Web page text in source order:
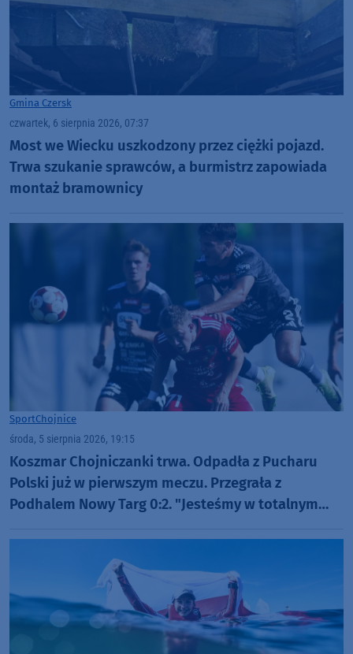
Gmina Czersk
czwartek, 6 sierpnia 2026, 07:37
Most we Wiecku uszkodzony przez ciężki pojazd.
Trwa szukanie sprawców, a burmistrz zapowiada
montaż bramownicy
SportChojnice
środa, 5 sierpnia 2026, 19:15
Koszmar Chojniczanki trwa. Odpadła z Pucharu
Polski już w pierwszym meczu. Przegrała z
Podhalem Nowy Targ 0:2. "Jesteśmy w totalnym